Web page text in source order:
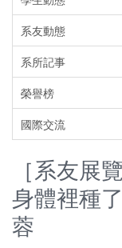
系友動態
系所記事
榮譽榜
國際交流
［系友展
身體裡種
蓉